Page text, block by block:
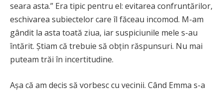
seara asta.” Era tipic pentru el: evitarea confruntărilor,
eschivarea subiectelor care îl făceau incomod. M-am
gândit la asta toată ziua, iar suspiciunile mele s-au
întărit. Știam că trebuie să obțin răspunsuri. Nu mai
puteam trăi în incertitudine.
Așa că am decis să vorbesc cu vecinii. Când Emma s-a